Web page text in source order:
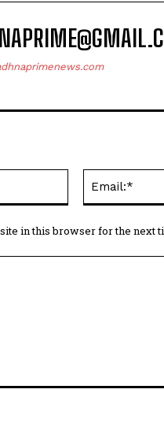
in this browser for the next